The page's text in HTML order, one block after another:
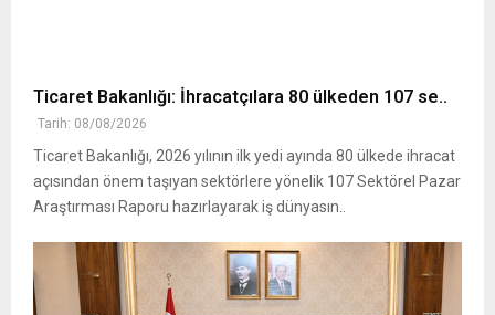
Ticaret Bakanlığı: İhracatçılara 80 ülkeden 107 se..
Tarih: 08/08/2026
Ticaret Bakanlığı, 2026 yılının ilk yedi ayında 80 ülkede ihracat
açısından önem taşıyan sektörlere yönelik 107 Sektörel Pazar
Araştırması Raporu hazırlayarak iş dünyasın..